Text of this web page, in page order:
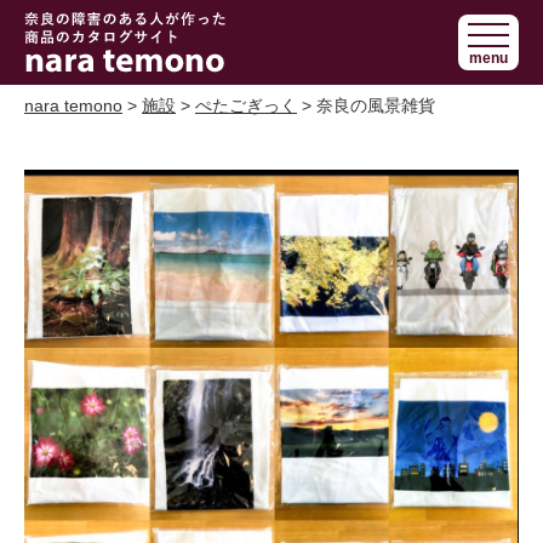
奈良で障害の
ある人の手作
り商品 nara
menu
nara temono > 施設 > ぺたごぎっく > 奈良の風景雑貨